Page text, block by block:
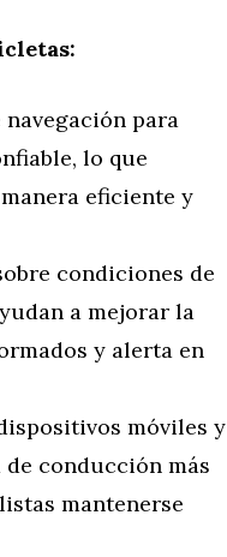
para
lo que
eficiente y
condiciones de
a mejorar la
y alerta en
móviles y
conducción más
mantenerse